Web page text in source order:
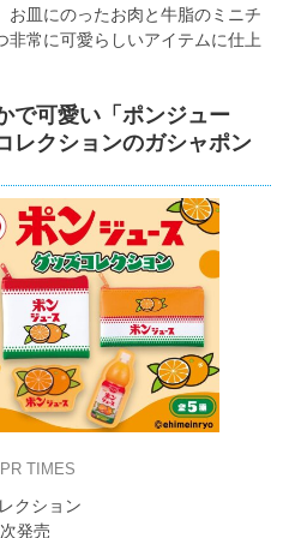
お皿にのったお肉と牛脂のミニチ
非常に可愛らしいアイテムに仕上
で可愛い「ポンジュー
レクションのガシャポン
TIMES
クション
発売